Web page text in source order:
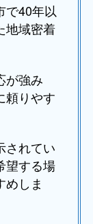
で40年以
地域密着
が強み
頼りやす
されてい
望する場
めしま